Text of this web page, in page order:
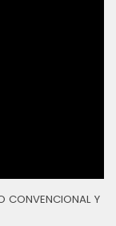
CONVENCIONAL Y